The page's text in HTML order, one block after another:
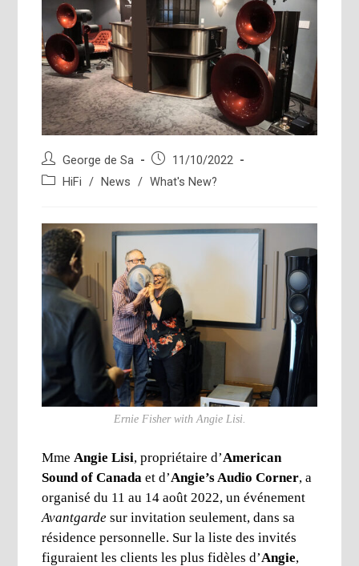
Post
author:
George de Sa
Post
published:
11/10/2022
PostHiFi / News / What's New?
Ernie Fisher with Angie Lisi.
MmeAngie Lisi, propriétaire d’American
Sound of Canada et d’Angie’s Audio Corner, a
organisé du 11 au 14 août 2022, un événement
Avantgarde sur invitation seulement, dans sa
résidence personnelle. Sur la liste des invités
figuraient les clients les plus fidèles d’Angie,